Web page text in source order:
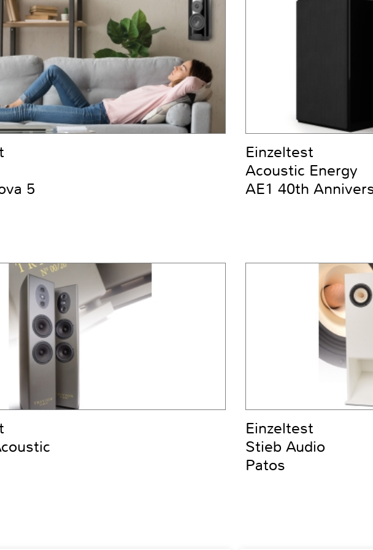
5
Einzeltest
Acoustic Energy
AE1 40th
Einzeltest
Stieb Audio
Patos